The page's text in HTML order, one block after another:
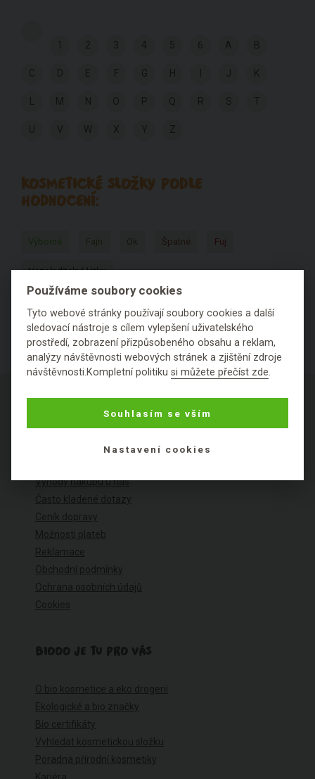
1 2 3 4 5 6 A B
C D E F G H I J K
L M N O P Q R S T
U V W X Y Z
KOSMETICKÉ SLOŽKY PODLE
HODNOCENÍ:
Výborné Fajn Ok Špatné Fuj
Nezařaditelné látky
Výhody nákupu u nás
Často kladené dotazy
Ceník dopravy
Možnosti plateb
Reklamace
Obchodní podmínky
Ochrana osobních údajů
Cookies
BIOOO JE TU PRO VÁS
O bio kosmetice a eko drogerii
Ekologické a bio značky
Bio certifikáty
Vyhledat kosmetickou složku
Poradna přírodní kosmetiky
Kariéra
Používáme soubory cookies
Tyto webové stránky používají soubory cookies a další
sledovací nástroje s cílem vylepšení uživatelského
prostředí, zobrazení přizpůsobeného obsahu a reklam,
analýzy návštěvnosti webových stránek a zjištění zdroje
návštěvnosti.Kompletní politikusi můžete přečíst zde.
Souhlasím se vším
Nastavení cookies